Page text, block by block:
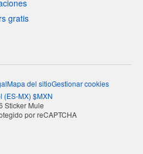
gratis
Mapa del sitioGestionar cookies
(ES-MX) $MXN
Sticker Mule
por reCAPTCHA